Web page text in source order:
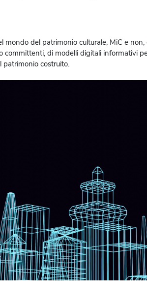
mondo del patrimonio culturale, MiC e
committenti, di modelli digitali informativi
patrimonio costruito.